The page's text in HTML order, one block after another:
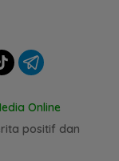
Online
positif dan